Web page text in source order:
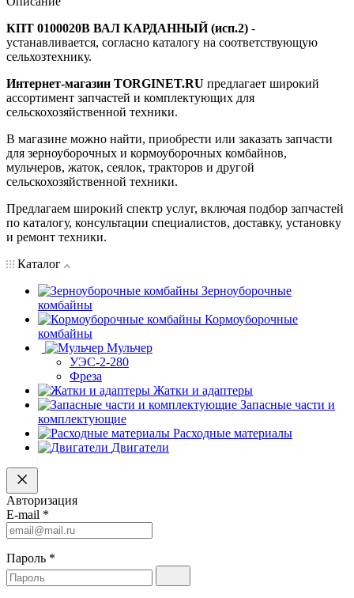
КПТ 0100020В ВАЛ КАРДАННЫЙ (исп.2) -
устанавливается, согласно каталогу на соответствующую
сельхозтехнику.
Интернет-магазин TORGINET.RU предлагает широкий
ассортимент запчастей и комплектующих для
сельскохозяйственной техники.
В магазине можно найти, приобрести или заказать запчасти
для зерноуборочных и кормоуборочных комбайнов,
мульчеров, жаток, сеялок, тракторов и другой
сельскохозяйственной техники.
Предлагаем широкий спектр услуг, включая подбор запчастей
по каталогу, консультации специалистов, доставку, установку
и ремонт техники.
Каталог
Зерноуборочные
комбайны
Кормоуборочные
комбайны
Мульчер
УЭС-2-280
Фреза
Жатки и адаптеры
Запасные части и
комплектующие
Расходные материалы
Двигатели
Авторизация
E-mail *
Пароль *